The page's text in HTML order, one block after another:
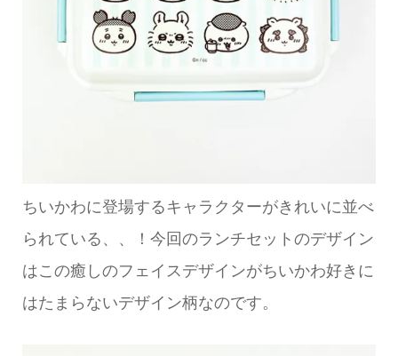
ちいかわに登場するキャラクターがきれいに並べ
られている、、！今回のランチセットのデザイン
はこの癒しのフェイスデザインがちいかわ好きに
はたまらないデザイン柄なのです。